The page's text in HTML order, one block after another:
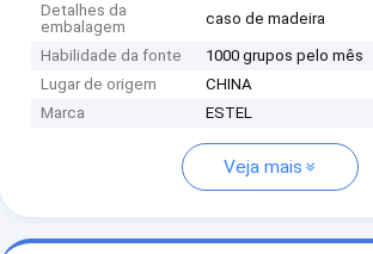
Detalhes da
embalagem
caso de madeira
Habilidade da fonte
1000 grupos pelo mês
Lugar de origem
CHINA
Marca
ESTEL
Veja mais